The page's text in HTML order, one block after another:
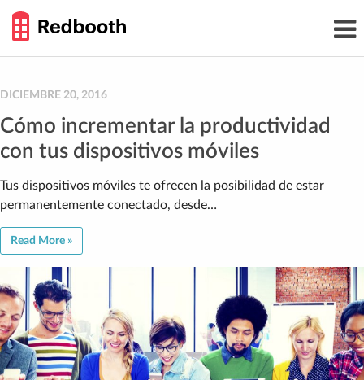
content
GUIDE
DICIEMBRE 20, 2016
Cómo incrementar la productividad
con tus dispositivos móviles
Tus dispositivos móviles te ofrecen la posibilidad de estar
permanentemente conectado, desde…
Read More »